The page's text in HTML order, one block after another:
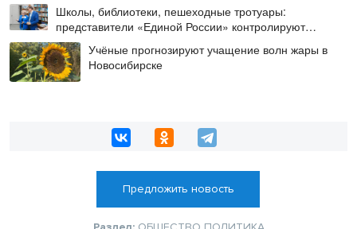
Школы, библиотеки, пешеходные тротуары:
представители «Единой России» контролируют
работы на социальных объектах
Учёные прогнозируют учащение волн жары в
Новосибирске
Предложить новость